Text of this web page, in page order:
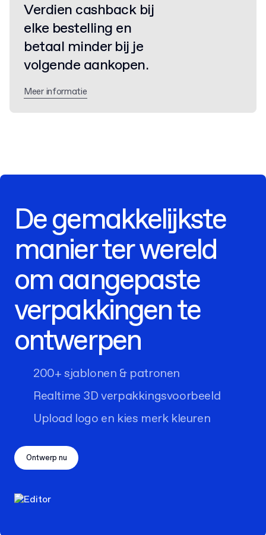
Verdien cashback bij
elke bestelling en
betaal minder bij je
volgende aankopen.
Meer informatie
De gemakkelijkste
manier ter wereld
om aangepaste
verpakkingen te
ontwerpen
200+ sjablonen & patronen
Realtime 3D verpakkingsvoorbeeld
Upload logo en kies merk kleuren
Ontwerp nu